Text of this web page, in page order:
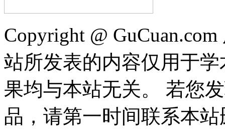
Copyright @
站所发表的内容仅用于
果均与本站无关。 若您
品，请第一时间联系本站